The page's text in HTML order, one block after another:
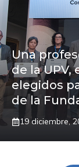
Una
de la UPV,
elegidos
de la
19 diciembre,